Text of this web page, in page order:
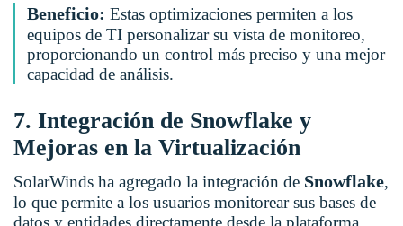
Beneficio: Estas optimizaciones permiten a los
equipos de TI personalizar su vista de monitoreo,
proporcionando un control más preciso y una mejor
capacidad de análisis.
7. Integración de Snowflake y
Mejoras en la Virtualización
SolarWinds ha agregado la integración de Snowflake,
lo que permite a los usuarios monitorear sus bases de
datos y entidades directamente desde la plataforma.